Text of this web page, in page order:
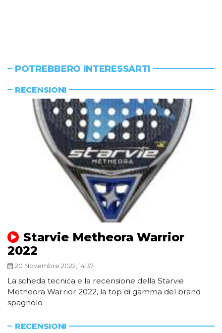
POTREBBERO INTERESSARTI
RECENSIONI
Starvie Metheora Warrior
2022
20 Novembre 2022, 14:37
La scheda tecnica e la recensione della Starvie
Metheora Warrior 2022, la top di gamma del brand
spagnolo
RECENSIONI